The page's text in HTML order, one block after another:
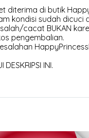
diterima di butik
kondisi sudah dicuci
cacat BUKAN
pengembalian.
DESKRIPSI INI.